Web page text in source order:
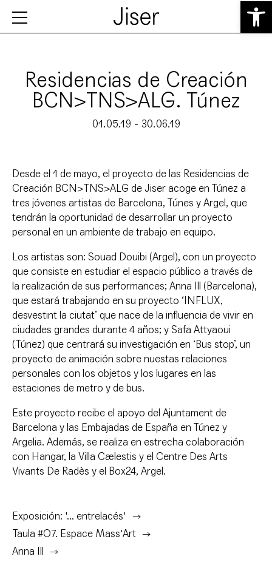
Abrir
Residencias de Creación
BCN>TNS>ALG. Túnez
01.05.19 - 30.06.19
Desde el 1 de mayo, el proyecto de las Residencias de
Creación BCN>TNS>ALG de Jiser acoge en Túnez a
tres jóvenes artistas de Barcelona, Túnes y Argel, que
tendrán la oportunidad de desarrollar un proyecto
personal en un ambiente de trabajo en equipo.
Los artistas son: Souad Douibi (Argel), con un proyecto
que consiste en estudiar el espacio público a través de
la realización de sus performances; Anna Ill (Barcelona),
que estará trabajando en su proyecto ‘INFLUX,
desvestint la ciutat’ que nace de la influencia de vivir en
ciudades grandes durante 4 años; y Safa Attyaoui
(Túnez) que centrará su investigación en ‘Bus stop’, un
proyecto de animación sobre nuestas relaciones
personales con los objetos y los lugares en las
estaciones de metro y de bus.
Este proyecto recibe el apoyo del Ajuntament de
Barcelona y las Embajadas de España en Túnez y
Argelia. Además, se realiza en estrecha colaboración
con Hangar, la Villa Cælestis y el Centre Des Arts
Vivants De Radès y el Box24, Argel.
Exposición: '... entrelacés'
Taula #O7. Espace Mass'Art
Anna Ill